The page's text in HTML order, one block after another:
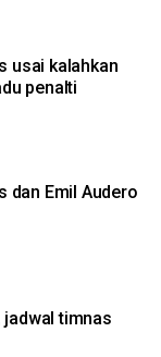
4-3 lewat drama adu penalti
dan Emil Audero
jadwal timnas